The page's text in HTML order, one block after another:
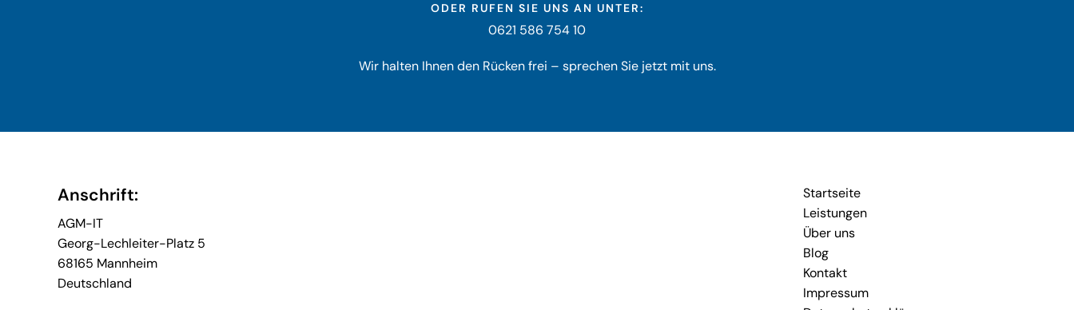
ODER RUFEN SIE UNS AN UNTER:
0621 586 75410
Wir halten Ihnen den Rücken frei – sprechen Sie jetzt mit uns.
Anschrift:
AGM-IT
Georg-Lechleiter-Platz 5
68165 Mannheim
Deutschland
Startseite
Leistungen
Über uns
Blog
Kontakt
Impressum